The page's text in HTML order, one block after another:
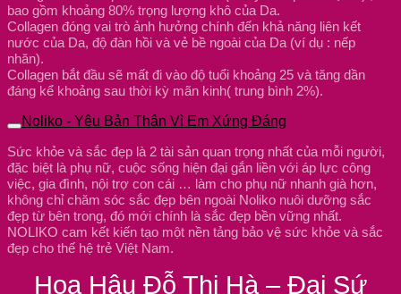
bao gồm khoảng 80% trọng lượng khô của Da.
Collagen đóng vai trò ảnh hưởng chính đến khả năng liên kết
nước của Da, độ đàn hồi và vẻ bề ngoài của Da (ví dụ : nếp
nhăn).
Collagen bắt đầu sẽ mất đi vào độ tuổi khoảng 25 và tăng dần
đáng kể khoảng sau thời kỳ mãn kinh( trung bình 2%).
Noliko - Yêu Bản Thân Vì Em Xứng Đáng
Sức khỏe và sắc đẹp là 2 tài sản quan trọng nhất của mỗi người,
đặc biệt là phụ nữ, cuộc sống hiện đại gắn liền với áp lực công
việc, gia đình, nội trợ con cái … làm cho phụ nữ nhanh già hơn,
không chỉ chăm sóc sắc đẹp bên ngoài Noliko nuôi dưỡng sắc
đẹp từ bên trong, đó mới chính là sắc đẹp bền vững nhất.
NOLIKO cam kết kiến tạo một nền tảng bảo vệ sức khỏe và sắc
đẹp cho thế hệ trẻ Việt Nam.
Hoa Hậu Đỗ Thị Hà – Đại Sứ